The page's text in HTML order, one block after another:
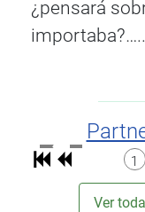
¿pensará
importaba?…..
1
Ver